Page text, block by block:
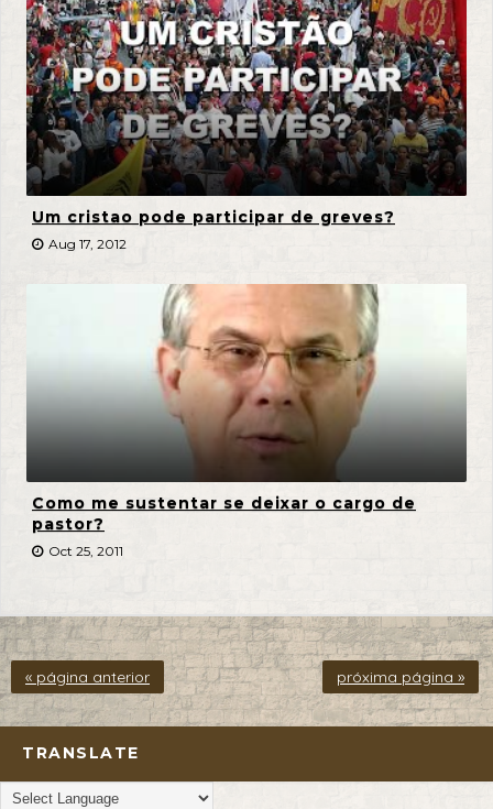
Um cristao pode participar de greves?
Aug 17, 2012
Como me sustentar se deixar o cargo de
pastor?
Oct 25, 2011
« página anterior próxima página »
TRANSLATE